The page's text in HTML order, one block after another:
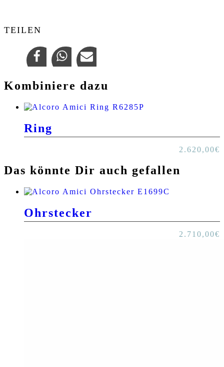
TEILEN
Kombiniere dazu
Ring
2.620,00€
Das könnte Dir auch gefallen
Ohrstecker
2.710,00€